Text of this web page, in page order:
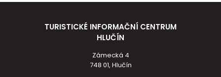
TURISTICKÉ INFORMAČNÍ CENTRUM
HLUČÍN
Zámecká 4
748 01, Hlučín